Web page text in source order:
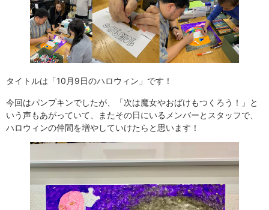
タイトルは「10月9日のハロウィン」です！
今回はパンプキンでしたが、「次は魔女やおばけもつくろう！」と
いう声もあがっていて、またその日にいるメンバーとスタッフで、
ハロウィンの仲間を増やしていけたらと思います！